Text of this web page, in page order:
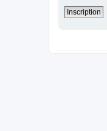
Inscription